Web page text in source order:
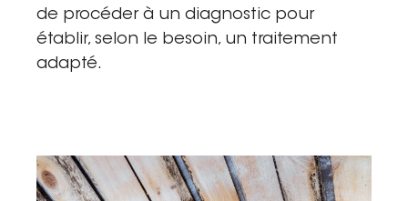
Pour les pros
Plâtrier / Peintre
Demander un devis
de procéder à un diagnostic pour
établir, selon le besoin, un traitement
adapté.